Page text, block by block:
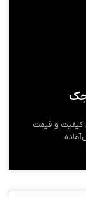
جک
کیفیت و قیمت